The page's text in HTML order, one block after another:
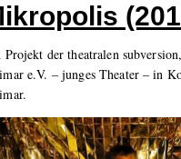
Projekt der theatralen
e.V. – junges Theater – in